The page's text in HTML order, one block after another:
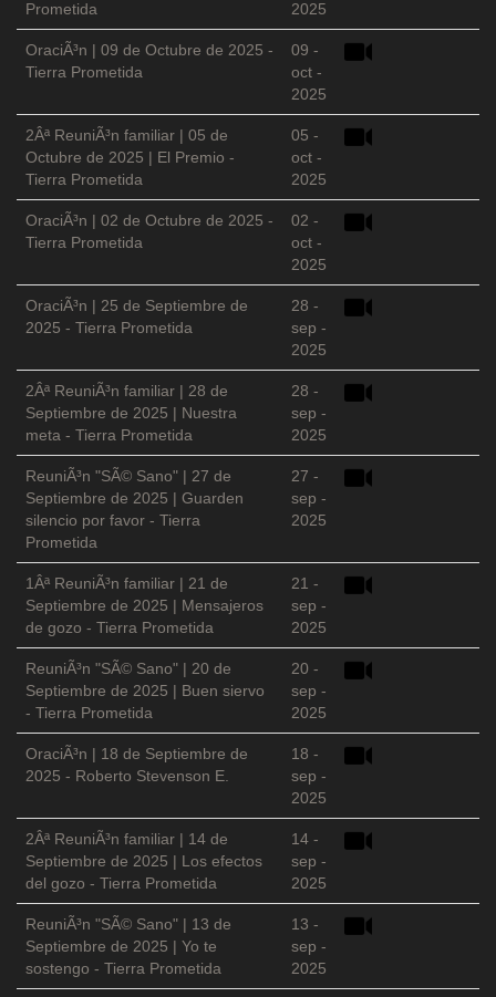
Prometida
2025
OraciÃ³n | 09 de Octubre de 2025 -
Tierra Prometida
09 -
oct -
2025
2Âª ReuniÃ³n familiar | 05 de
Octubre de 2025 | El Premio -
Tierra Prometida
05 -
oct -
2025
OraciÃ³n | 02 de Octubre de 2025 -
Tierra Prometida
02 -
oct -
2025
OraciÃ³n | 25 de Septiembre de
2025 - Tierra Prometida
28 -
sep -
2025
2Âª ReuniÃ³n familiar | 28 de
Septiembre de 2025 | Nuestra
meta - Tierra Prometida
28 -
sep -
2025
ReuniÃ³n "SÃ© Sano" | 27 de
Septiembre de 2025 | Guarden
silencio por favor - Tierra
Prometida
27 -
sep -
2025
1Âª ReuniÃ³n familiar | 21 de
Septiembre de 2025 | Mensajeros
de gozo - Tierra Prometida
21 -
sep -
2025
ReuniÃ³n "SÃ© Sano" | 20 de
Septiembre de 2025 | Buen siervo
- Tierra Prometida
20 -
sep -
2025
OraciÃ³n | 18 de Septiembre de
2025 - Roberto Stevenson E.
18 -
sep -
2025
2Âª ReuniÃ³n familiar | 14 de
Septiembre de 2025 | Los efectos
del gozo - Tierra Prometida
14 -
sep -
2025
ReuniÃ³n "SÃ© Sano" | 13 de
Septiembre de 2025 | Yo te
sostengo - Tierra Prometida
13 -
sep -
2025